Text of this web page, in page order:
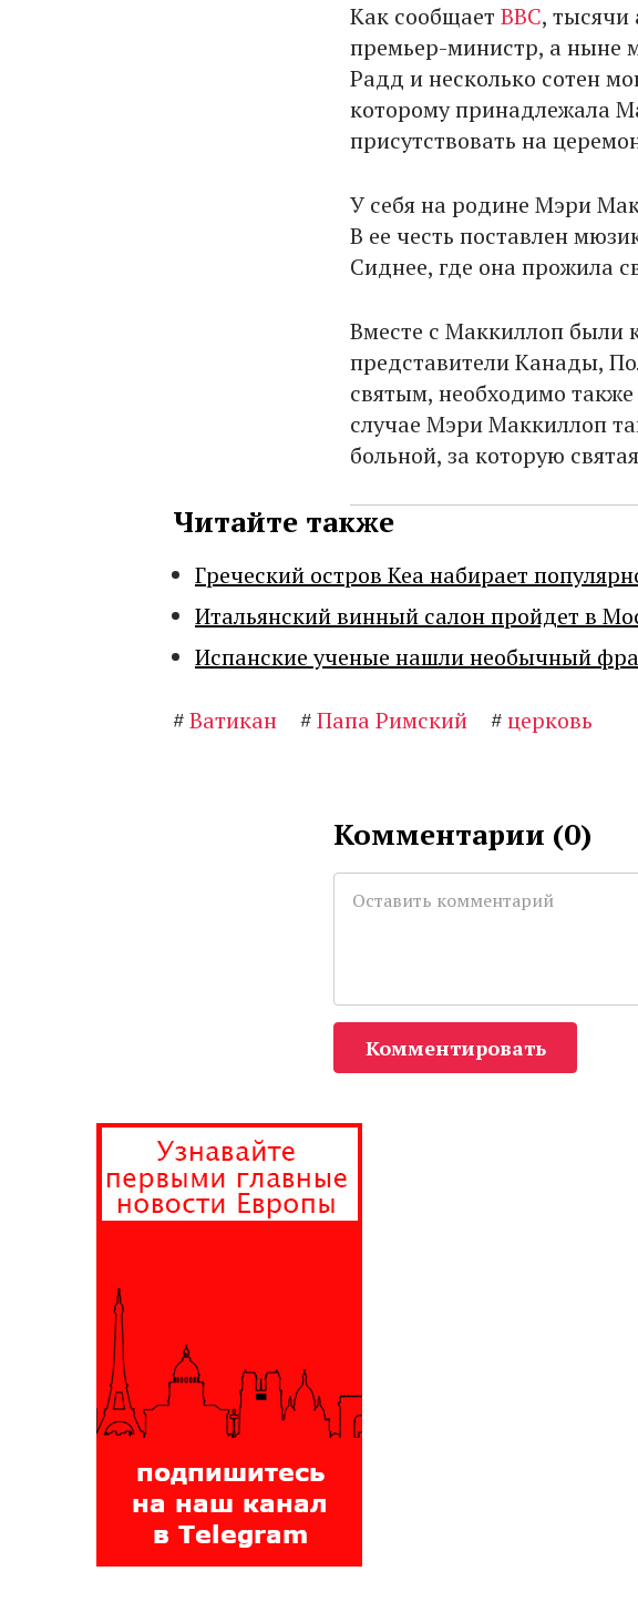
Как сообщает ВВС, тысячи
премьер-министр, а ныне
Радд и несколько сотен
которому принадлежала
присутствовать на
У себя на родине Мэри
В ее честь поставлен
Сиднее, где она прожила
Вместе с Маккиллоп были
представители Канады,
святым, необходимо
случае Мэри Маккиллоп
больной, за которую
Читайте также
Греческий остров Кеа набирает
Итальянский винный салон пройдет в
Испанские ученые нашли необычный
#Ватикан #Папа Римский #церковь
Комментарии (0)
Комментировать